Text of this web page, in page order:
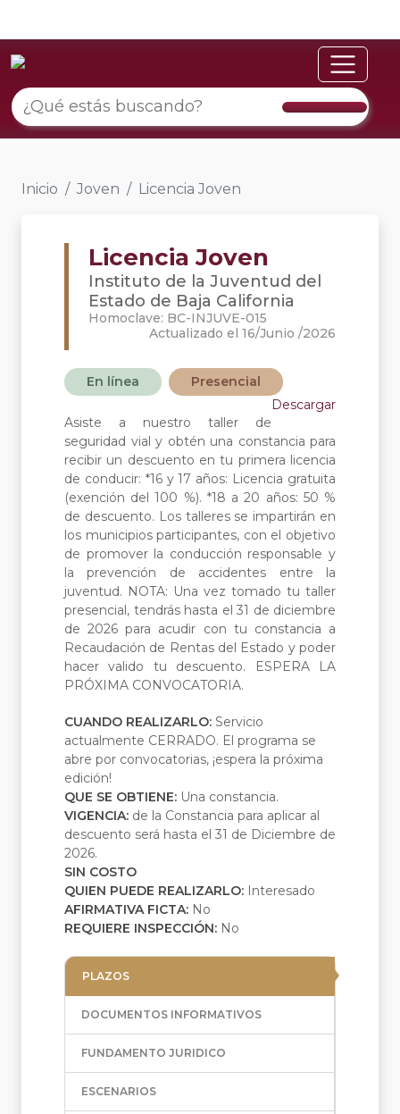
Inicio Joven Licencia Joven
Licencia Joven
Instituto de la Juventud del
Estado de Baja California
Homoclave: BC-INJUVE-015
Actualizado el 16/Junio /2026
En línea
Presencial
Descargar
Asiste a nuestro taller de
seguridad vial y obtén una constancia para
recibir un descuento en tu primera licencia
de conducir: *16 y 17 años: Licencia gratuita
(exención del 100 %). *18 a 20 años: 50 %
de descuento. Los talleres se impartirán en
los municipios participantes, con el objetivo
de promover la conducción responsable y
la prevención de accidentes entre la
juventud. NOTA: Una vez tomado tu taller
presencial, tendrás hasta el 31 de diciembre
de 2026 para acudir con tu constancia a
Recaudación de Rentas del Estado y poder
hacer valido tu descuento. ESPERA LA
PRÓXIMA CONVOCATORIA.
CUANDO REALIZARLO: Servicio
actualmente CERRADO. El programa se
abre por convocatorias, ¡espera la próxima
edición!
QUE SE OBTIENE: Una constancia.
VIGENCIA: de la Constancia para aplicar al
descuento será hasta el 31 de Diciembre de
2026.
SIN COSTO
QUIEN PUEDE REALIZARLO: Interesado
AFIRMATIVA FICTA: No
REQUIERE INSPECCIÓN: No
PLAZOS
DOCUMENTOS INFORMATIVOS
FUNDAMENTO JURIDICO
ESCENARIOS